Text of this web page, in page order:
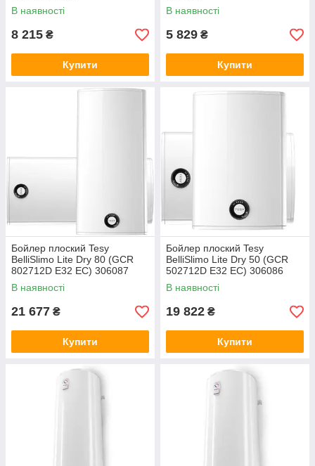
В наявності
8 215 ₴
Купити
В наявності
5 829 ₴
Купити
Бойлер плоский Tesy
BelliSlimo Lite Dry 80 (GCR
802712D E32 EC) 306087
В наявності
21 677 ₴
Купити
Бойлер плоский Tesy
BelliSlimo Lite Dry 50 (GCR
502712D E32 EC) 306086
В наявності
19 822 ₴
Купити